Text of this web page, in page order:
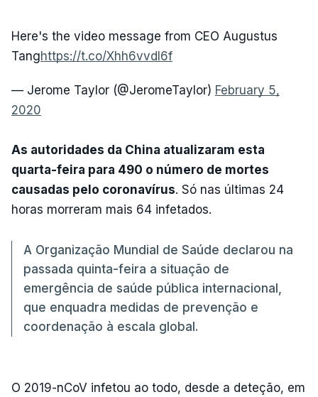
Here's the video message from CEO Augustus
Tanghttps://t.co/Xhh6vvdI6f
— Jerome Taylor (@JeromeTaylor) February 5,
2020
As autoridades da China atualizaram esta
quarta-feira para 490 o número de mortes
causadas pelo coronavírus. Só nas últimas 24
horas morreram mais 64 infetados.
A Organização Mundial de Saúde declarou na
passada quinta-feira a situação de
emergência de saúde pública internacional,
que enquadra medidas de prevenção e
coordenação à escala global.
O 2019-nCoV infetou ao todo, desde a deteção, em